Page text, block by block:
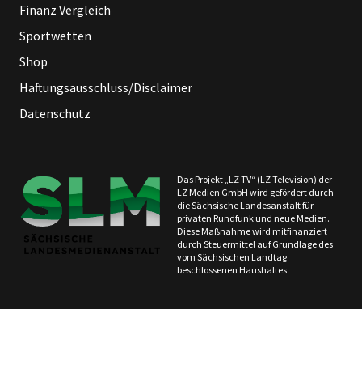
Finanz Vergleich
Sportwetten
Shop
Haftungsausschluss/Disclaimer
Datenschutz
Das Projekt „LZ TV“ (LZ Television) der
LZ Medien GmbH wird gefördert durch
die Sächsische Landesanstalt für
privaten Rundfunk und neue Medien.
Diese Maßnahme wird mitfinanziert
durch Steuermittel auf Grundlage des
vom Sächsischen Landtag
beschlossenen Haushaltes.